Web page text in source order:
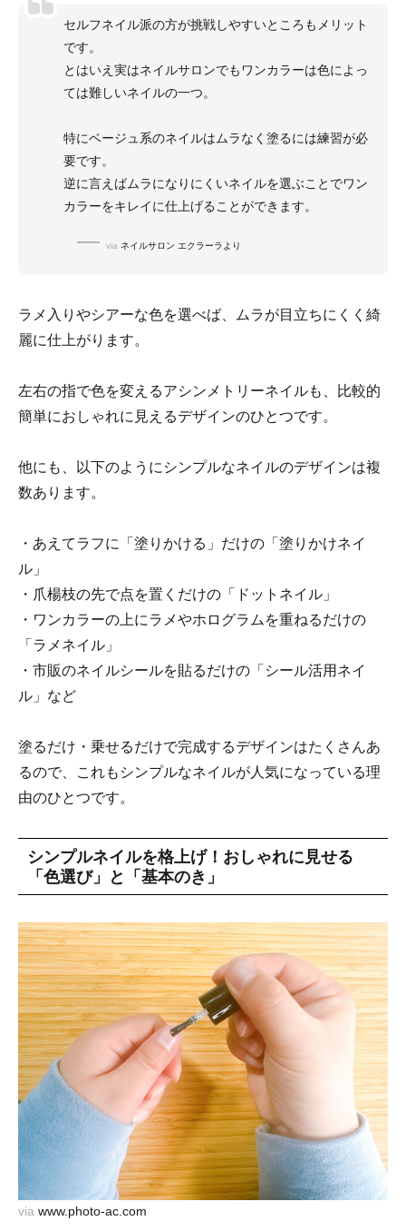
セルフネイル派の方が挑戦しやすいところもメリット
です。
とはいえ実はネイルサロンでもワンカラーは色によっ
ては難しいネイルの一つ。
特にベージュ系のネイルはムラなく塗るには練習が必
要です。
逆に言えばムラになりにくいネイルを選ぶことでワン
カラーをキレイに仕上げることができます。
via ネイルサロン エクラーラより
ラメ入りやシアーな色を選べば、ムラが目立ちにくく綺
麗に仕上がります。
左右の指で色を変えるアシンメトリーネイルも、比較的
簡単におしゃれに見えるデザインのひとつです。
他にも、以下のようにシンプルなネイルのデザインは複
数あります。
・あえてラフに「塗りかける」だけの「塗りかけネイ
ル」
・爪楊枝の先で点を置くだけの「ドットネイル」
・ワンカラーの上にラメやホログラムを重ねるだけの
「ラメネイル」
・市販のネイルシールを貼るだけの「シール活用ネイ
ル」など
塗るだけ・乗せるだけで完成するデザインはたくさんあ
るので、これもシンプルなネイルが人気になっている理
由のひとつです。
シンプルネイルを格上げ！おしゃれに見せる
「色選び」と「基本のき」
via www.photo-ac.com